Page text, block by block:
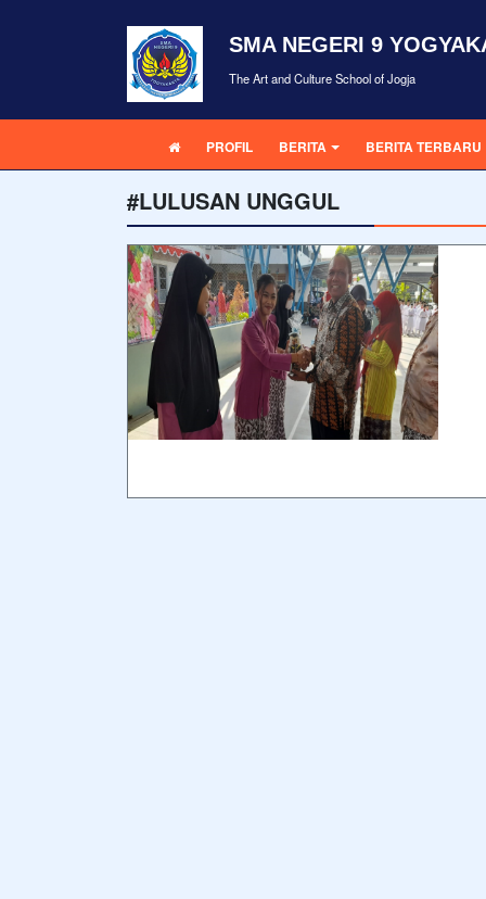
SMA NEGERI 9
The Art and Culture School of Jogja
PROFIL BERITA BERITA TERBARU
#LULUSAN UNGGUL